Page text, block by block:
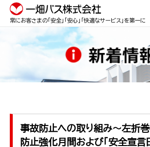
常にお客さまの「安全」「安心」「快適なサービス」を第一に
事故防止への取り組み～左折
防止強化月間および「安全宣言